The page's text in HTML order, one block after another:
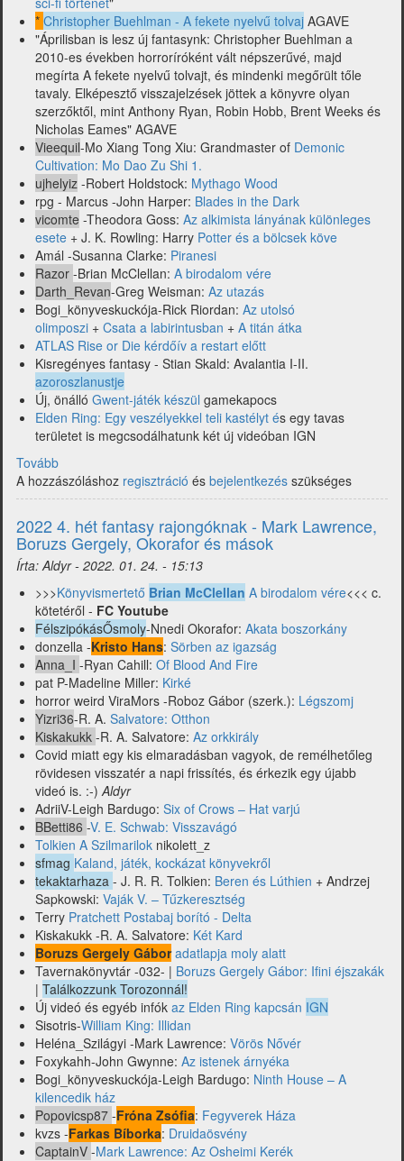
* Christopher Buehlman - A ​fekete nyelvű tolvaj AGAVE
"Áprilisban is lesz új fantasynk: Christopher Buehlman a
2010-es években horroríróként vált népszerűvé, majd
megírta A fekete nyelvű tolvajt, és mindenki megőrült tőle
tavaly. Elképesztő visszajelzések jöttek a könyvre olyan
szerzőktől, mint Anthony Ryan, Robin Hobb, Brent Weeks és
Nicholas Eames" AGAVE
Vieequil-Mo Xiang Tong Xiu: Grandmaster of Demonic
Cultivation: Mo Dao Zu Shi 1.
ujhelyiz -Robert Holdstock: Mythago Wood
rpg - Marcus -John Harper: Blades in the Dark
vicomte -Theodora Goss: Az alkimista lányának különleges
esete + J. K. Rowling: Harry Potter és a bölcsek köve
Amál -Susanna Clarke: Piranesi
Razor -Brian McClellan: A birodalom vére
Darth_Revan-Greg Weisman: Az utazás
Bogi_könyveskuckója-Rick Riordan: Az utolsó
olimposzi + Csata a labirintusban + A titán átka
ATLAS Rise or Die kérdőív a restart előtt
Kisregényes fantasy - Stian Skald: Avalantia I-II.
azoroszlanustje
Új, önálló Gwent-játék készül gamekapocs
Elden Ring: Egy veszélyekkel teli kastélyt és egy tavas
területet is megcsodálhatunk két új videóban IGN
Tovább
5.
hét
a
fantasy
piacról
-
Larkwood,
Atlas
Rise
or
Die,
Salvatore,
Gwent,
Elden
Ring
és
mások)
A hozzászóláshoz regisztráció és bejelentkezés szükséges
2022 4. hét fantasy rajongóknak - Mark Lawrence,
Boruzs Gergely, Okorafor és mások
Írta:Aldyr- 2022. 01. 24. - 15:13
>>>Könyvismertető Brian McClellan A birodalom vére<<< c.
kötetéről - FC Youtube
FélszipókásŐsmoly-Nnedi Okorafor: Akata boszorkány
donzella -Kristo Hans: Sörben az igazság
Anna_I -Ryan Cahill: Of Blood And Fire
pat P-Madeline Miller: Kirké
horror weird ViraMors -Roboz Gábor (szerk.): Légszomj
Yizri36-R. A. Salvatore: Otthon
Kiskakukk -R. A. Salvatore: Az orkkirály
Covid miatt egy kis elmaradásban vagyok, de remélhetőleg
rövidesen visszatér a napi frissítés, és érkezik egy újabb
videó is. :-)Aldyr
AdriiV-Leigh Bardugo: Six of Crows – Hat varjú
BBetti86 -V. E. Schwab: Visszavágó
Tolkien A Szilmarilok nikolett_z
sfmag Kaland, játék, kockázat könyvekről
tekaktarhaza - J. R. R. Tolkien: Beren és Lúthien + Andrzej
Sapkowski: Vaják V. – Tűzkeresztség
Terry Pratchett Postabaj borító - Delta
Kiskakukk -R. A. Salvatore: Két Kard
Boruzs Gergely Gábor adatlapja moly alatt
Tavernakönyvtár -032- | Boruzs Gergely Gábor: Ifini éjszakák
| Találkozzunk Torozonnál!
Új videó és egyéb infók az Elden Ring kapcsán IGN
Sisotris-William King: Illidan
Heléna_Szilágyi -Mark Lawrence: Vörös Nővér
Foxykahh-John Gwynne: Az istenek árnyéka
Bogi_könyveskuckója-Leigh Bardugo: Ninth House – A
kilencedik ház
Popovicsp87 -Fróna Zsófia: Fegyverek Háza
kvzs -Farkas Bíborka: Druidaösvény
CaptainV -Mark Lawrence: Az Osheimi Kerék